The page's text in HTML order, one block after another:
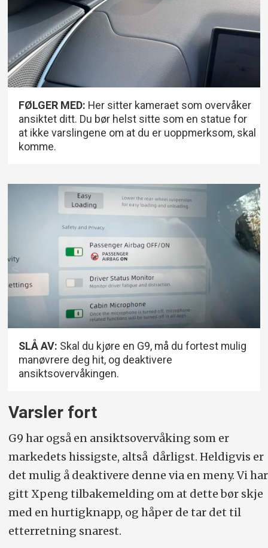
FØLGER MED: Her sitter kameraet som overvåker
ansiktet ditt. Du bør helst sitte som en statue for
at ikke varslingene om at du er uoppmerksom, skal
komme.
SLÅ AV: Skal du kjøre en G9, må du fortest mulig
manøvrere deg hit, og deaktivere
ansiktsovervåkingen.
Varsler fort
G9 har også en ansiktsovervåking som er
markedets hissigste, altså dårligst. Heldigvis er
det mulig å deaktivere denne via en meny. Vi har
gitt Xpeng tilbakemelding om at dette bør skje
med en hurtigknapp, og håper de tar det til
etterretning snarest.